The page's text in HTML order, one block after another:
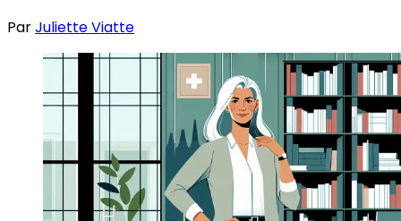
ParJuliette Viatte